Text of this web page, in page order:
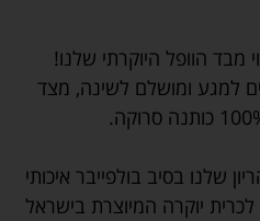
מבד הוופל היוקרתי שלנו!
למגע ומושלם לשינה, מצד
שלנו בסיב בולפייבר איכותי
יוקרה המיוצרת בישראל